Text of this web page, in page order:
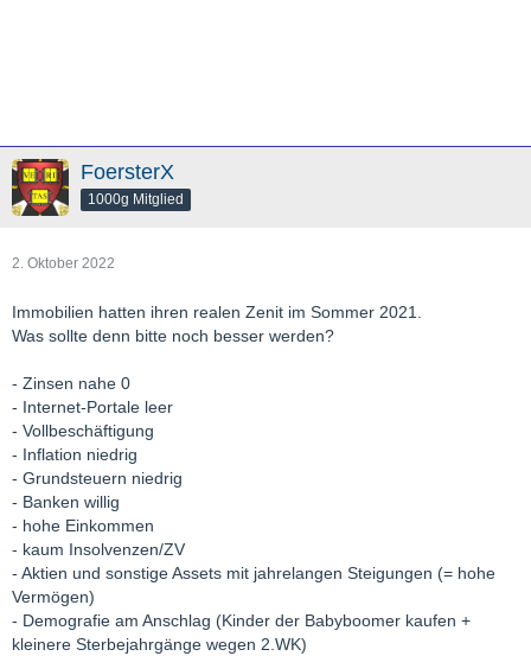
FoersterX
1000g Mitglied
2. Oktober 2022
Immobilien hatten ihren realen Zenit im Sommer 2021.
Was sollte denn bitte noch besser werden?
- Zinsen nahe 0
- Internet-Portale leer
- Vollbeschäftigung
- Inflation niedrig
- Grundsteuern niedrig
- Banken willig
- hohe Einkommen
- kaum Insolvenzen/ZV
- Aktien und sonstige Assets mit jahrelangen Steigungen (= hohe
Vermögen)
- Demografie am Anschlag (Kinder der Babyboomer kaufen +
kleinere Sterbejahrgänge wegen 2.WK)